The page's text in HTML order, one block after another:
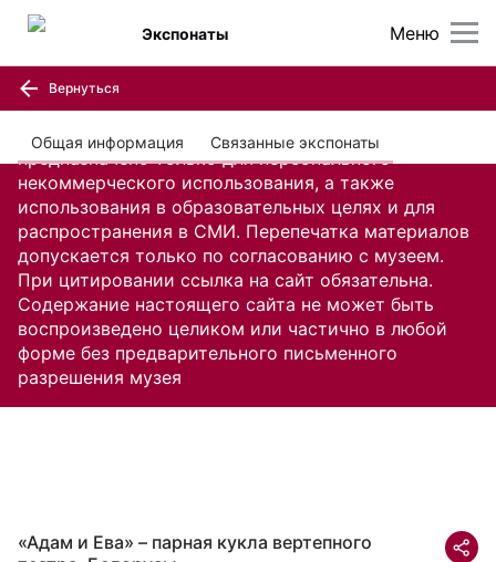
Содержание настоящего сайта, включая все
изображения и текстовую информацию,
предназначено только для персонального
некоммерческого использования, а также
использования в образовательных целях и для
распространения в СМИ. Перепечатка материалов
допускается только по согласованию с музеем.
При цитировании ссылка на сайт обязательна.
Содержание настоящего сайта не может быть
воспроизведено целиком или частично в любой
форме без предварительного письменного
разрешения музея
Меню
Экспонаты
Вернуться
Общая информация Связанные экспонаты
«Адам и Ева» – парная кукла вертепного